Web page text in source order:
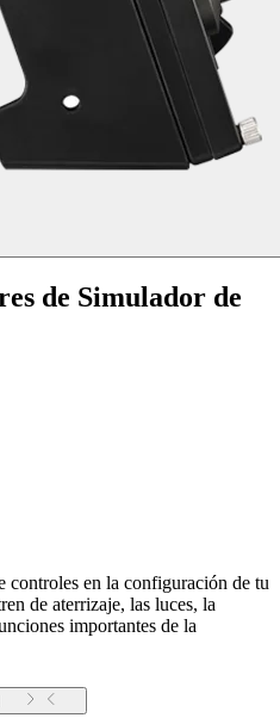
de Simulador de
controles en la configuración de tu
de aterrizaje, las luces, la
importantes de la